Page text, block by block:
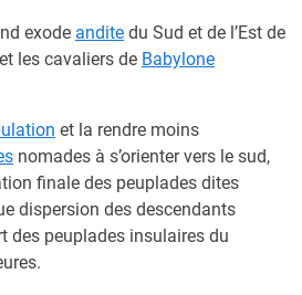
exode andite du Sud et de l’Est de
les cavaliers de Babylone
et la rendre moins
nomades à s’orienter vers le sud,
finale des peuplades dites
dispersion des descendants
des peuplades insulaires du